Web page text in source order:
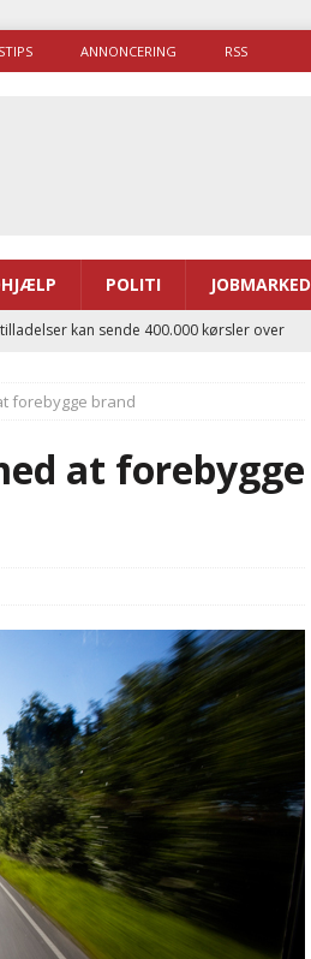
ANNONCERING RSS
POLITI JOBMARKED
kan sende 400.000 kørsler over
til Samsø
tid på at komme af sted i 2025
forebygge brand
at forebygge